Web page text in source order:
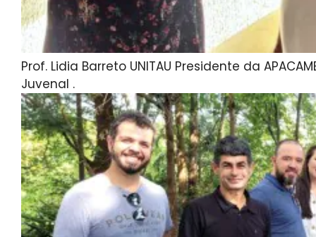
Prof. Lidia Barreto UNITAU Presidente da
Juvenal .